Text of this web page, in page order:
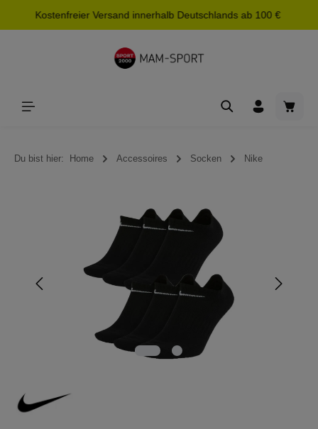
springen
Kostenfreier Versand innerhalb Deutschlands ab 100 €
Du bist hier: Home Accessoires Socken Nike
Bildergalerie überspringen